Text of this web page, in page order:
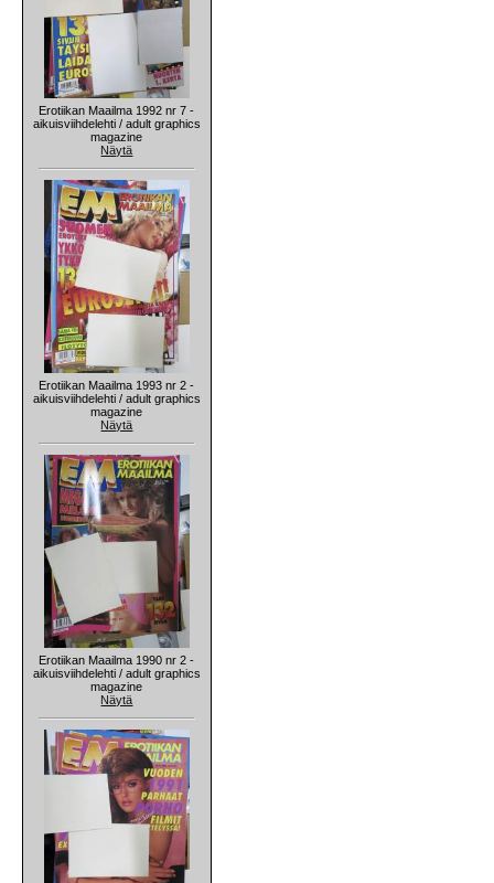
Erotiikan Maailma 1992 nr 7 -
aikuisviihdelehti / adult graphics
magazine
Näytä
Erotiikan Maailma 1993 nr 2 -
aikuisviihdelehti / adult graphics
magazine
Näytä
Erotiikan Maailma 1990 nr 2 -
aikuisviihdelehti / adult graphics
magazine
Näytä